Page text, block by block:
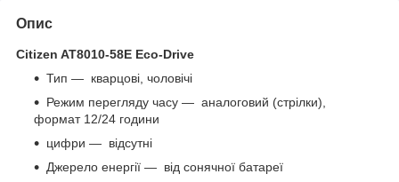
Опис
Citizen AT8010-58E Eco-Drive
Тип — кварцові, чоловічі
Режим перегляду часу ― аналоговий (стрілки),
формат 12/24 години
цифри — відсутні
Джерело енергії ― від сонячної батареї